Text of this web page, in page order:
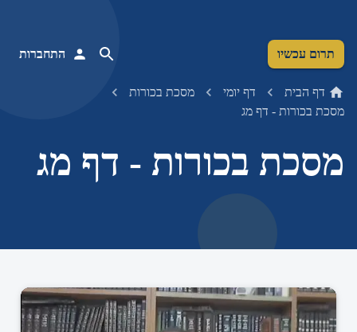
תרום עכשיו התחברות
דף הבית דף יומי
מסכת בכורות
מסכת בכורות - דף מג
מסכת בכורות - דף מג